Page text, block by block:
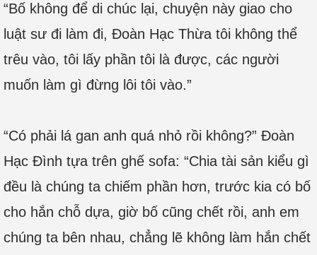
“Bố không để di chúc lại, chuyện này giao cho
luật sư đi làm đi, Đoàn Hạc Thừa tôi không thể
trêu vào, tôi lấy phần tôi là được, các người
muốn làm gì đừng lôi tôi vào.”
“Có phải lá gan anh quá nhỏ rồi không?” Đoàn
Hạc Đình tựa trên ghế sofa: “Chia tài sản kiểu gì
đều là chúng ta chiếm phần hơn, trước kia có bố
cho hắn chỗ dựa, giờ bố cũng chết rồi, anh em
chúng ta bên nhau, chẳng lẽ không làm hắn chết